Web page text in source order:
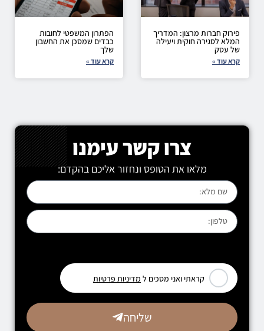
פירוק חברות מרצון: המדריך
המלא לסגירה חוקית ויעילה
של עסק
קרא עוד »
הפתרון המשפטי לחובות
כבדים שמסכן את החשבון
שלך
קרא עוד »
צרו קשר עימנו
מלאו את הטופס ונחזור אליכם בהקדם:
קראתי ואני מסכים ל מדיניות פרטיות
שליחה